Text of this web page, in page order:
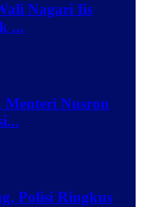
Nagari Iis
...
Menteri Nusron
Polisi Ringkus